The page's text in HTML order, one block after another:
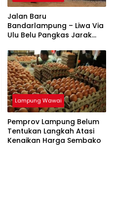
Jalan Baru
Bandarlampung – Liwa Via
Ulu Belu Pangkas Jarak
Lampung Wawai
Pemprov Lampung Belum
Tentukan Langkah Atasi
Kenaikan Harga Sembako